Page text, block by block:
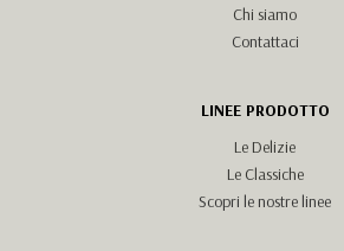
Chi siamo
Contattaci
LINEE PRODOTTO
Le Delizie
Le Classiche
Scopri le nostre linee